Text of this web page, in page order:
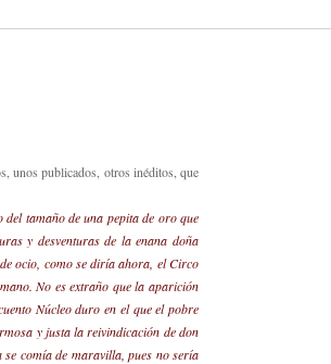
unos publicados, otros inéditos, que
tamaño de una pepita de oro que
y desventuras de la enana doña
ocio, como se diría ahora, el Circo
No es extraño que la aparición
Núcleo duro en el que el pobre
y justa la reivindicación de don
comía de maravilla, pues no sería